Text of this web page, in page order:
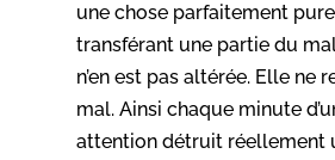
une chose parfaitement
transférant une partie du
n’en est pas altérée. Elle ne
mal. Ainsi chaque minute
attention détruit réellement